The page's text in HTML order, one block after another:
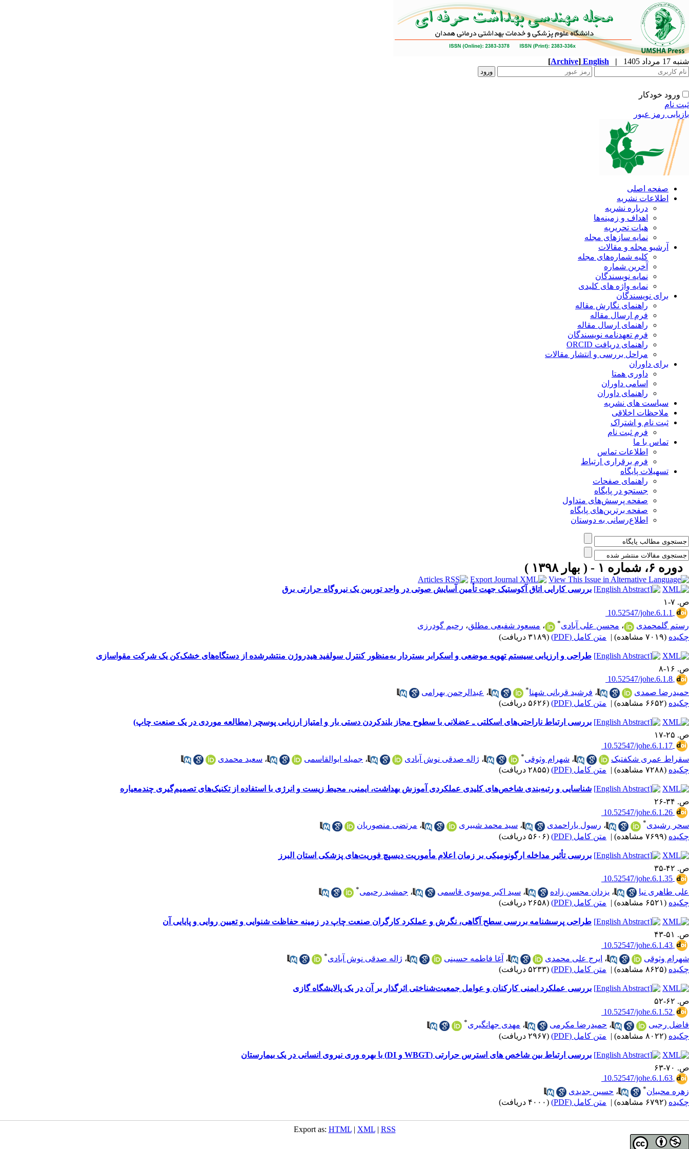
شنبه 17 مرداد 1405 |
English
[Archive]
ورود خودکار
ثبت نام
بازیابی رمز عبور
صفحه اصلی
اطلاعات نشریه
درباره نشریه
اهداف و زمینه‌ها
هیات تحریریه
نمایه سازهای مجله
آرشیو مجله و مقالات
کلیه شماره‌های مجله
آخرین شماره
نمایه نویسندگان
نمایه واژه های کلیدی
برای نویسندگان
راهنمای نگارش مقاله
فرم ارسال مقاله
راهنمای ارسال مقاله
فرم تعهدنامه نویسندگان
راهنمای دریافت ORCID
مراحل بررسی و انتشار مقالات
برای داوران
داوری همتا
اسامی داوران
راهنمای داوران
سیاست های نشریه
ملاحظات اخلاقی
ثبت نام و اشتراک
فرم ثبت نام
تماس با ما
اطلاعات تماس
فرم برقراری ارتباط
تسهیلات پایگاه
راهنمای صفحات
جستجو در پایگاه
صفحه پرسش‌های متداول
صفحه برترین‌های پایگاه
اطلاع‌رسانی به دوستان
دوره ۶، شماره ۱ - ( بهار ۱۳۹۸ )
بررسی کارایی اتاق آکوستیک جهت تأمین آسایش صوتی در واحد توربین یک نیروگاه حرارتی برق
ص. ۷-۱
‎ 10.52547/johe.6.1.1
رستم گلمحمدی
، محسن علی آبادی* ، مسعود شفیعی مطلق، رحیم گودرزی
چکیده (۷۰۱۹ مشاهده) | متن کامل (PDF) (۳۱۸۹ دریافت)
طراحی و ارزیابی سیستم تهویه موضعی و اسکرابر بستردار به‌منظور کنترل سولفید هیدروژن منتشرشده از دستگاه‌های خشک‌کن یک شرکت مقواسازی
ص. ۱۶-۸
‎ 10.52547/johe.6.1.8
حمیدرضا صمدی
، فرشید قربانی شهنا* ، عبدالرحمن بهرامی
چکیده (۶۶۵۲ مشاهده) | متن کامل (PDF) (۵۶۲۶ دریافت)
بررسی ارتباط ناراحتی‌های اسکلتی ـ عضلانی با سطوح مجاز بلندکردن دستی بار و امتیاز ارزیابی پوسچر (مطالعه موردی در یک صنعت چاپ)
ص. ۲۵-۱۷
‎ 10.52547/johe.6.1.17
سقراط عمری شکفتیک
، شهرام وثوقی* ، ژاله صدقی نوش آبادی ، جمیله ابوالقاسمی ، سعید محمدی
چکیده (۷۲۸۸ مشاهده) | متن کامل (PDF) (۲۸۵۵ دریافت)
شناسایی و رتبه‌بندی شاخص‌های کلیدی عملکردی آموزش بهداشت، ایمنی، محیط زیست و انرژی با استفاده از تکنیک‌های تصمیم‌گیری چندمعیاره
ص. ۳۴-۲۶
‎ 10.52547/johe.6.1.26
سحر رشیدی* ، رسول یاراحمدی ، سید محمد شبیری ، مرتضی منصوریان
چکیده (۷۶۹۹ مشاهده) | متن کامل (PDF) (۵۶۰۶ دریافت)
بررسی تأثیر مداخله ارگونومیکی بر زمان اعلام مأموریت دیسپچ فوریت‌های پزشکی استان البرز
ص. ۴۲-۳۵
‎ 10.52547/johe.6.1.35
علی طاهری نیا
، یزدان محسن زاده ، سید اکبر موسوی قاسمی ، جمشید رحیمی*
چکیده (۶۵۲۱ مشاهده) | متن کامل (PDF) (۲۶۵۸ دریافت)
طراحی پرسشنامه بررسی سطح آگاهی، نگرش و عملکرد کارگران صنعت چاپ در زمینه حفاظت شنوایی و تعیین روایی و پایایی آن
ص. ۵۱-۴۳
‎ 10.52547/johe.6.1.43
شهرام وثوقی
، ایرج علی محمدی ، آغا فاطمه حسینی ، ژاله صدقی نوش آبادی*
چکیده (۸۶۲۵ مشاهده) | متن کامل (PDF) (۵۲۳۳ دریافت)
بررسی عملکرد ایمنی کارکنان و عوامل جمعیت‌شناختی اثرگذار بر آن در یک پالایشگاه گازی
ص. ۶۲-۵۲
‎ 10.52547/johe.6.1.52
فاضل رجبی
، حمیدرضا مکرمی ، مهدی جهانگیری*
چکیده (۸۰۲۲ مشاهده) | متن کامل (PDF) (۲۹۶۷ دریافت)
بررسی ارتباط بین شاخص های استرس حرارتی (WBGT و DI) با بهره وری نیروی انسانی در یک بیمارستان
ص. ۷۰-۶۳
‎ 10.52547/johe.6.1.63
زهره محبیان* ، حسین جدیدی
چکیده (۶۷۹۲ مشاهده) | متن کامل (PDF) (۴۰۰۰ دریافت)
Export as: HTML| XML| RSS